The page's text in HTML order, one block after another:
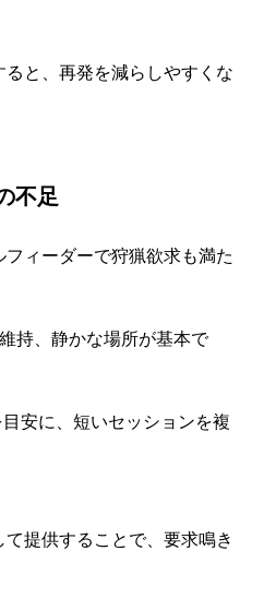
と、再発を減らしやすくな
不足
ィーダーで狩猟欲求も満た
持、静かな場所が基本で
安に、短いセッションを複
提供することで、要求鳴き